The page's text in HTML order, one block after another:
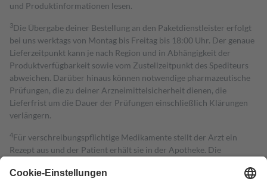
und Produktinformationen lesen.
3Die Übergabe deiner Bestellung an den Paketdienstleister erfolgt
bei uns werktags von Montag bis Freitag bis 18:00 Uhr. Der genaue
Lieferzeitpunkt kann je nach Region und in Abhängigkeit der
Produktverfügbarkeit sowie vom Zustellzeitpunkt des Spediteurs
abweichen. Darüber hinaus können notwendige pharmazeutische
Prüfungen, die zu deiner Arzneimittelsicherheit dienen, die
Lieferfrist um die Dauer der Prüfungen einschließlich Klärungen
verlängern.
4Für verschreibungspflichtige Medikamente stellt der Arzt ein
Rezept aus und der Patient erhält sie in der Apotheke. Die
Kosten dafür, der Versicherte trägt einen Teil davon als Zuzahlung